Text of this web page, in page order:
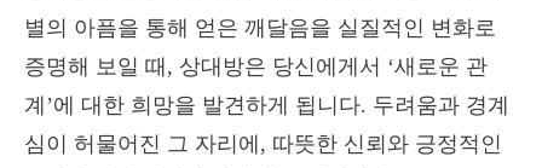
별의 아픔을 통해 얻은 깨달음을 실질적인 변화로
증명해 보일 때, 상대방은 당신에게서 ‘새로운 관
계’에 대한 희망을 발견하게 됩니다. 두려움과 경계
심이 허물어진 그 자리에, 따뜻한 신뢰와 긍정적인